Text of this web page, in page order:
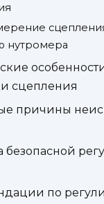
нутромера
сцепления
причины
безопасной
по